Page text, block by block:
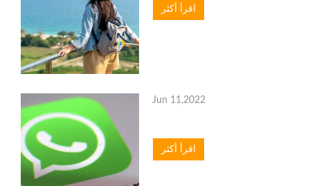
اقرأ أكثر
Jun 11,2022
اقرأ أكثر